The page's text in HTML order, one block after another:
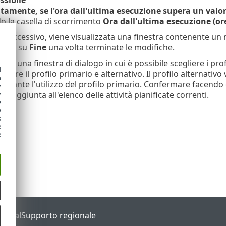
se l'ora dall'ultima esecuzione supera un
la casella di scorrimento Ora dall'ultima esecuzione
successivo, viene visualizzata una finestra contenente
clic su Fineuna volta terminate le modifiche.
una finestra di dialogo in cui è possibile scegliere i
il profilo primario e alternativo. Il profilo alternativo
l'utilizzo del profilo primario. Confermare facendo
aggiunta all'elenco delle attività pianificate correnti.
Supporto regionale